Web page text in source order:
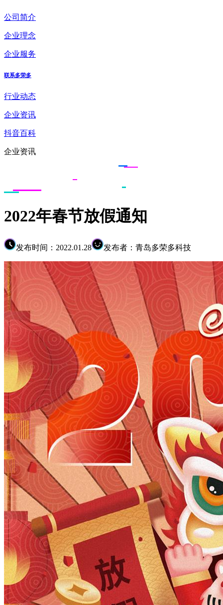
公司简介
企业理念
企业服务
联系多荣多
行业动态
企业资讯
抖音百科
企业资讯
2022年春节放假通知
发布时间：2022.01.28 发布者：青岛多荣多科技